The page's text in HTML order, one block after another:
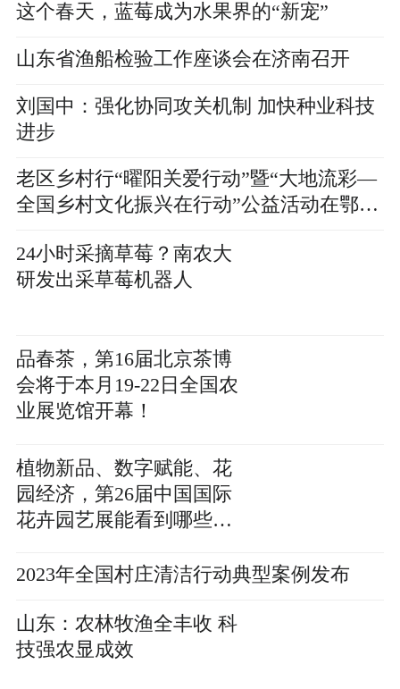
这个春天，蓝莓成为水果界的“新宠”
山东省渔船检验工作座谈会在济南召开
刘国中：强化协同攻关机制 加快种业科技
进步
老区乡村行“曜阳关爱行动”暨“大地流彩—
全国乡村文化振兴在行动”公益活动在鄂举
24小时采摘草莓？南农大
研发出采草莓机器人
品春茶，第16届北京茶博
会将于本月19-22日全国农
业展览馆开幕！
植物新品、数字赋能、花
园经济，第26届中国国际
花卉园艺展能看到哪些新
2023年全国村庄清洁行动典型案例发布
山东：农林牧渔全丰收 科
技强农显成效